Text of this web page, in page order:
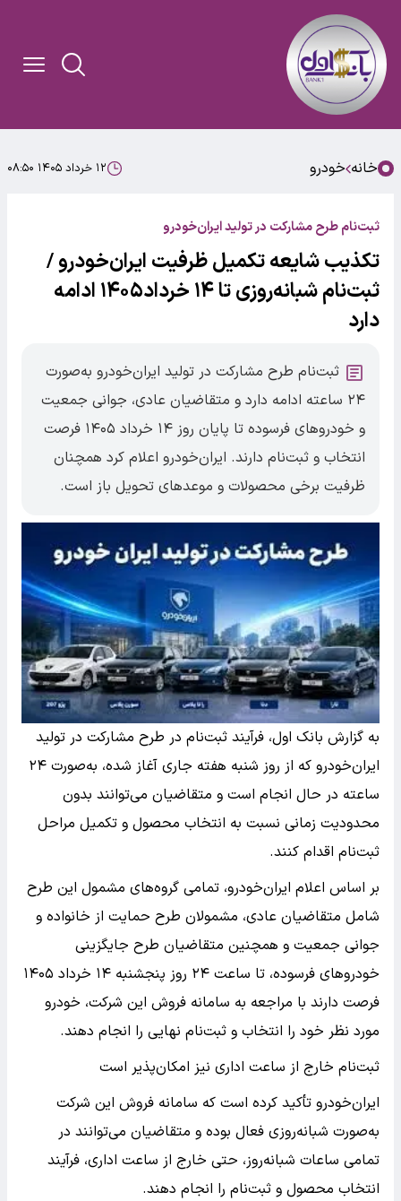
خانه خودرو ۱۲ خرداد ۱۴۰۵ ۰۸:۵۰
ثبت‌نام طرح مشارکت در تولید ایران‌خودرو
تکذیب شایعه تکمیل ظرفیت ایران‌خودرو /
ثبت‌نام شبانه‌روزی تا ۱۴ خرداد۱۴۰۵ ادامه
دارد
ثبت‌نام طرح مشارکت در تولید ایران‌خودرو به‌صورت
۲۴ ساعته ادامه دارد و متقاضیان عادی، جوانی جمعیت
و خودروهای فرسوده تا پایان روز ۱۴ خرداد ۱۴۰۵ فرصت
انتخاب و ثبت‌نام دارند. ایران‌خودرو اعلام کرد همچنان
ظرفیت برخی محصولات و موعدهای تحویل باز است.
به گزارش بانک اول، فرآیند ثبت‌نام در طرح مشارکت در تولید
ایران‌خودرو که از روز شنبه هفته جاری آغاز شده، به‌صورت ۲۴
ساعته در حال انجام است و متقاضیان می‌توانند بدون
محدودیت زمانی نسبت به انتخاب محصول و تکمیل مراحل
ثبت‌نام اقدام کنند.
بر اساس اعلام ایران‌خودرو، تمامی گروه‌های مشمول این طرح
شامل متقاضیان عادی، مشمولان طرح حمایت از خانواده و
جوانی جمعیت و همچنین متقاضیان طرح جایگزینی
خودروهای فرسوده، تا ساعت ۲۴ روز پنجشنبه ۱۴ خرداد ۱۴۰۵
فرصت دارند با مراجعه به سامانه فروش این شرکت، خودرو
مورد نظر خود را انتخاب و ثبت‌نام نهایی را انجام دهند.
ثبت‌نام خارج از ساعت اداری نیز امکان‌پذیر است
ایران‌خودرو تأکید کرده است که سامانه فروش این شرکت
به‌صورت شبانه‌روزی فعال بوده و متقاضیان می‌توانند در
تمامی ساعات شبانه‌روز، حتی خارج از ساعت اداری، فرآیند
انتخاب محصول و ثبت‌نام را انجام دهند.